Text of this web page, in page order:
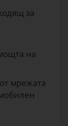
за
на
мрежата